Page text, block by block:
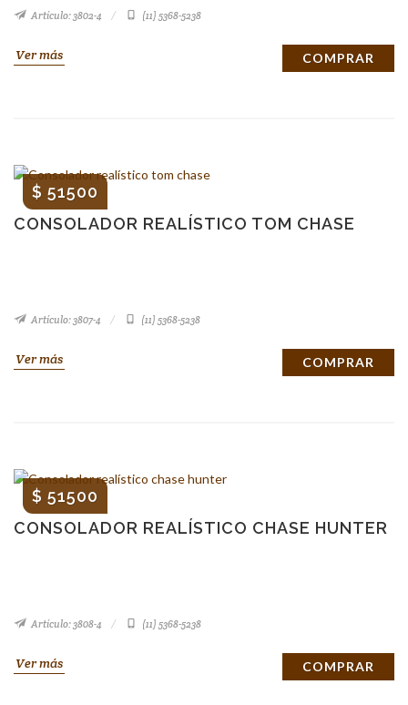
Artículo: 3802-4 (11) 5368-5238
Ver más COMPRAR
CONSOLADOR REALÍSTICO TOM CHASE
$ 51500
Artículo: 3807-4 (11) 5368-5238
Ver más COMPRAR
CONSOLADOR REALÍSTICO CHASE HUNTER
$ 51500
Artículo: 3808-4 (11) 5368-5238
Ver más COMPRAR